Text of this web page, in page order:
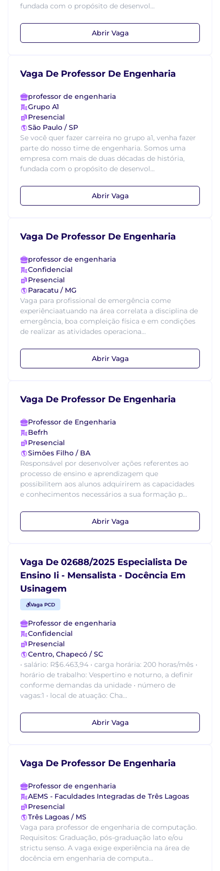
fundada com o propósito de desenvol...
Abrir Vaga
Vaga De Professor De Engenharia
professor de engenharia
Grupo A1
Presencial
São Paulo / SP
Se você quer fazer carreira no grupo a1, venha fazer
parte do nosso time de engenharia. Somos uma
empresa com mais de duas décadas de história,
fundada com o propósito de desenvol...
Abrir Vaga
Vaga De Professor De Engenharia
professor de engenharia
Confidencial
Presencial
Paracatu / MG
Vaga para profissional de emergência come
experiênciaatuando na área correlata a disciplina de
emergência, boa compleição física e em condições
de realizar as atividades operaciona...
Abrir Vaga
Vaga De Professor De Engenharia
Professor de Engenharia
Befrh
Presencial
Simões Filho / BA
Responsável por desenvolver ações referentes ao
processo de ensino e aprendizagem que
possibilitem aos alunos adquirirem as capacidades
e conhecimentos necessários a sua formação p...
Abrir Vaga
Vaga De 02688/2025 Especialista De
Ensino Ii - Mensalista - Docência Em
Usinagem
Vaga PCD
Professor de engenharia
Confidencial
Presencial
Centro, Chapecó / SC
• salário: R$6.463,94 • carga horária: 200 horas/mês •
horário de trabalho: Vespertino e noturno, a definir
conforme demandas da unidade • número de
vagas:1 • local de atuação: Cha...
Abrir Vaga
Vaga De Professor De Engenharia
Professor de engenharia
AEMS - Faculdades Integradas de Três Lagoas
Presencial
Três Lagoas / MS
Vaga para professor de engenharia de computação.
Requisitos: Graduação, pós-graduação lato e/ou
strictu senso. A vaga exige experiência na área de
docência em engenharia de computa...